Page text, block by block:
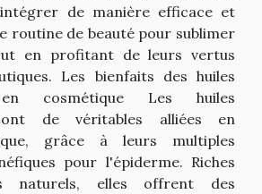
de manière efficace et
routine de beauté pour sublimer
en profitant de leurs vertus
Les bienfaits des huiles
en cosmétique Les huiles
de véritables alliées en
grâce à leurs multiples
pour l'épiderme. Riches
naturels, elles offrent des